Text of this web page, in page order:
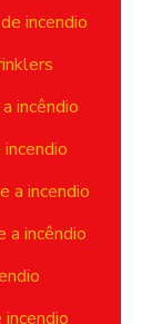
incendio
incêndio
a incendio
a incêndio